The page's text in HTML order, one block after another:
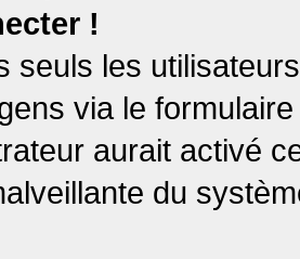
!
seuls les
via le
aurait activé
du